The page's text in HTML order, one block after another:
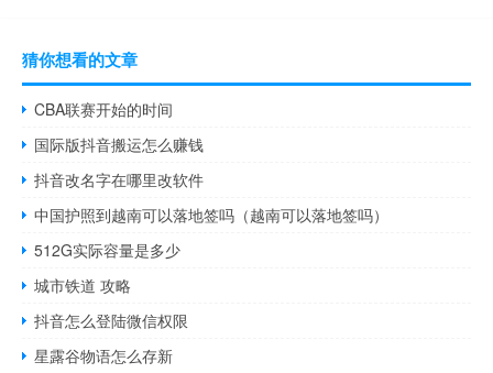
猜你想看的文章
CBA联赛开始的时间
国际版抖音搬运怎么赚钱
抖音改名字在哪里改软件
中国护照到越南可以落地签吗（越南可以落地签吗）
512G实际容量是多少
城市铁道 攻略
抖音怎么登陆微信权限
星露谷物语怎么存新